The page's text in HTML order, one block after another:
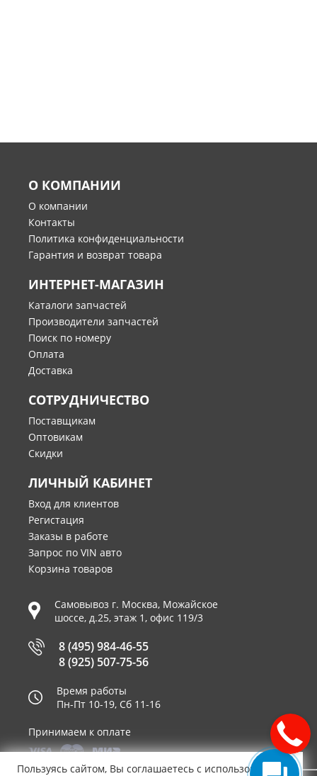
О КОМПАНИИ
О компании
Контакты
Политика конфиденциальности
Гарантия и возврат товара
ИНТЕРНЕТ-МАГАЗИН
Каталоги запчастей
Производители запчастей
Поиск по номеру
Оплата
Доставка
СОТРУДНИЧЕСТВО
Поставщикам
Оптовикам
Скидки
ЛИЧНЫЙ КАБИНЕТ
Вход для клиентов
Регистация
Заказы в работе
Запрос по VIN авто
Корзина товаров
Самовывоз г. Москва, Можайское
шоссе, д.25, этаж 1, офис 119/3
8 (495) 984-46-55
8 (925) 507-75-56
Время работы
Пн-Пт 10-19, Сб 11-16
Принимаем к оплате
Пользуясь сайтом, Вы соглашаетесь с использованием